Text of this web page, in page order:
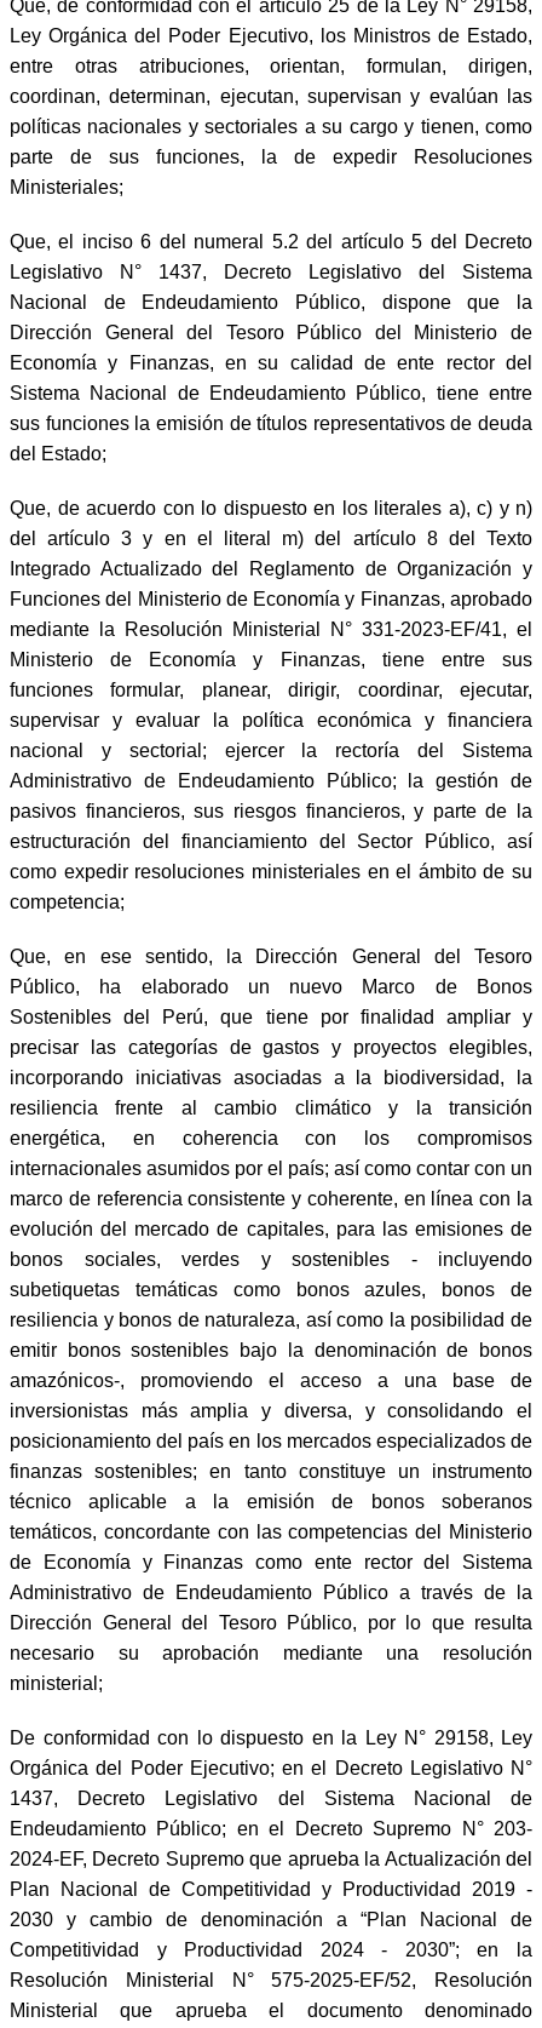
Que, de conformidad con el artículo 25 de la Ley N° 29158,
Ley Orgánica del Poder Ejecutivo, los Ministros de Estado,
entre otras atribuciones, orientan, formulan, dirigen,
coordinan, determinan, ejecutan, supervisan y evalúan las
políticas nacionales y sectoriales a su cargo y tienen, como
parte de sus funciones, la de expedir Resoluciones
Ministeriales;
Que, el inciso 6 del numeral 5.2 del artículo 5 del Decreto
Legislativo N° 1437, Decreto Legislativo del Sistema
Nacional de Endeudamiento Público, dispone que la
Dirección General del Tesoro Público del Ministerio de
Economía y Finanzas, en su calidad de ente rector del
Sistema Nacional de Endeudamiento Público, tiene entre
sus funciones la emisión de títulos representativos de deuda
del Estado;
Que, de acuerdo con lo dispuesto en los literales a), c) y n)
del artículo 3 y en el literal m) del artículo 8 del Texto
Integrado Actualizado del Reglamento de Organización y
Funciones del Ministerio de Economía y Finanzas, aprobado
mediante la Resolución Ministerial N° 331-2023-EF/41, el
Ministerio de Economía y Finanzas, tiene entre sus
funciones formular, planear, dirigir, coordinar, ejecutar,
supervisar y evaluar la política económica y financiera
nacional y sectorial; ejercer la rectoría del Sistema
Administrativo de Endeudamiento Público; la gestión de
pasivos financieros, sus riesgos financieros, y parte de la
estructuración del financiamiento del Sector Público, así
como expedir resoluciones ministeriales en el ámbito de su
competencia;
Que, en ese sentido, la Dirección General del Tesoro
Público, ha elaborado un nuevo Marco de Bonos
Sostenibles del Perú, que tiene por finalidad ampliar y
precisar las categorías de gastos y proyectos elegibles,
incorporando iniciativas asociadas a la biodiversidad, la
resiliencia frente al cambio climático y la transición
energética, en coherencia con los compromisos
internacionales asumidos por el país; así como contar con un
marco de referencia consistente y coherente, en línea con la
evolución del mercado de capitales, para las emisiones de
bonos sociales, verdes y sostenibles - incluyendo
subetiquetas temáticas como bonos azules, bonos de
resiliencia y bonos de naturaleza, así como la posibilidad de
emitir bonos sostenibles bajo la denominación de bonos
amazónicos-, promoviendo el acceso a una base de
inversionistas más amplia y diversa, y consolidando el
posicionamiento del país en los mercados especializados de
finanzas sostenibles; en tanto constituye un instrumento
técnico aplicable a la emisión de bonos soberanos
temáticos, concordante con las competencias del Ministerio
de Economía y Finanzas como ente rector del Sistema
Administrativo de Endeudamiento Público a través de la
Dirección General del Tesoro Público, por lo que resulta
necesario su aprobación mediante una resolución
ministerial;
De conformidad con lo dispuesto en la Ley N° 29158, Ley
Orgánica del Poder Ejecutivo; en el Decreto Legislativo N°
1437, Decreto Legislativo del Sistema Nacional de
Endeudamiento Público; en el Decreto Supremo N° 203-
2024-EF, Decreto Supremo que aprueba la Actualización del
Plan Nacional de Competitividad y Productividad 2019 -
2030 y cambio de denominación a “Plan Nacional de
Competitividad y Productividad 2024 - 2030”; en la
Resolución Ministerial N° 575-2025-EF/52, Resolución
Ministerial que aprueba el documento denominado